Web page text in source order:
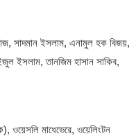
সাদমান ইসলাম, এনামুল হক বিজয়,
ইসলাম, তানজিম হাসান সাকিব,
ওয়েসলি মাধেভেরে, ওয়েলিংটন